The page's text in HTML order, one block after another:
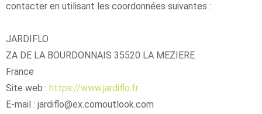
contacter en utilisant les coordonnées suivantes :
JARDIFLO
ZA DE LA BOURDONNAIS 35520 LA MEZIERE
France
Site web : https://www.jardiflo.fr
E-mail : jardiflo@ex.comoutlook.com